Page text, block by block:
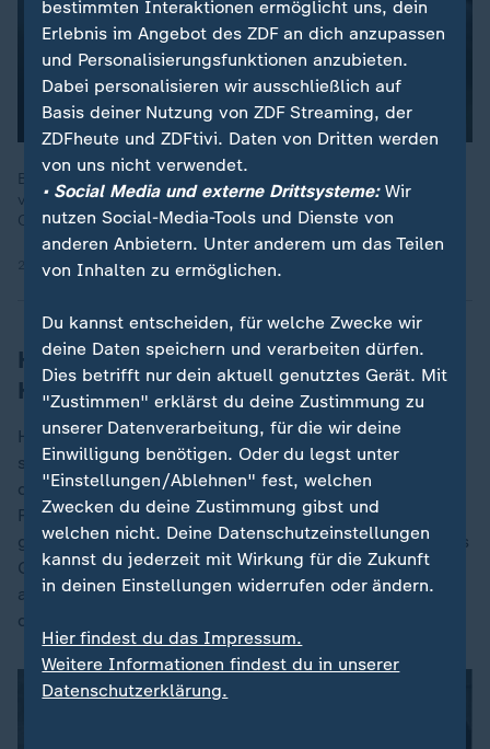
Bis 1780 wurden etwa 50.000 Menschen in Europa als
vermeintliche Hexen oder Hexer ermordet. Wer waren die
Opfer, wer waren die Täter?
29.10.2020 | 19:31 min
Hexenkraft wirkt angeblich nur im
Heimatdorf
Heute steht ihr Sohn Joshua neben Nanle. Er hat in
seinem Leben nichts anderes gesehen als dieses Dorf
der verstoßenen Frauen. Versuche der Regierung,
Frauen zurück in ihre Dörfer zu bringen, sind
größtenteils gescheitert. Mit den Bewohnern des Ortes
Gushiegu gibt es kaum Probleme. Angst vor der
angeblichen Hexenkraft scheint niemand zu haben,
denn dieser gelte - so der Glaube - nur im Heimatdorf.
bestimmten Interaktionen ermöglicht uns, dein
Erlebnis im Angebot des ZDF an dich anzupassen
und Personalisierungsfunktionen anzubieten.
Dabei personalisieren wir ausschließlich auf
Basis deiner Nutzung von ZDF Streaming, der
ZDFheute und ZDFtivi. Daten von Dritten werden
von uns nicht verwendet.
• Social Media und externe Drittsysteme:Wir
nutzen Social-Media-Tools und Dienste von
anderen Anbietern. Unter anderem um das Teilen
von Inhalten zu ermöglichen.
Du kannst entscheiden, für welche Zwecke wir
deine Daten speichern und verarbeiten dürfen.
Dies betrifft nur dein aktuell genutztes Gerät. Mit
"Zustimmen" erklärst du deine Zustimmung zu
unserer Datenverarbeitung, für die wir deine
Einwilligung benötigen. Oder du legst unter
"Einstellungen/Ablehnen" fest, welchen
Zwecken du deine Zustimmung gibst und
welchen nicht. Deine Datenschutzeinstellungen
kannst du jederzeit mit Wirkung für die Zukunft
in deinen Einstellungen widerrufen oder ändern.
Hier findest du das Impressum.
Weitere Informationen findest du in unserer
Datenschutzerklärung.